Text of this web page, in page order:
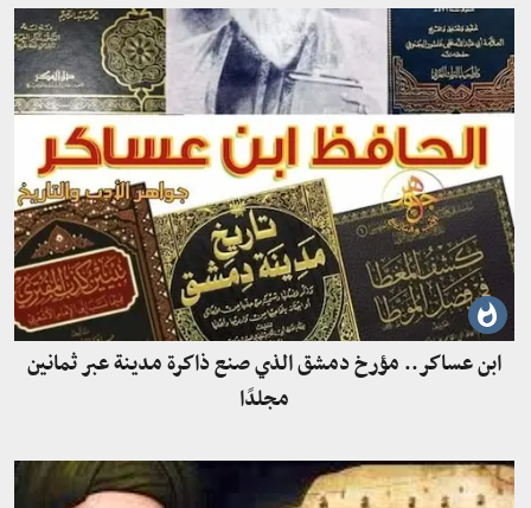
ابن عساكر.. مؤرخ دمشق الذي صنع ذاكرة مدينة عبر ثمانين
مجلدًا